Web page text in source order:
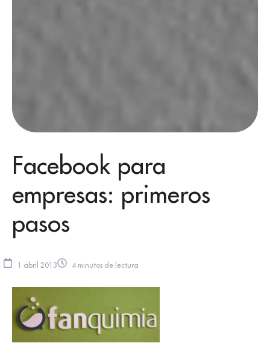
Facebook para
empresas: primeros
pasos
1 abril 2013 4 minutos de lectura